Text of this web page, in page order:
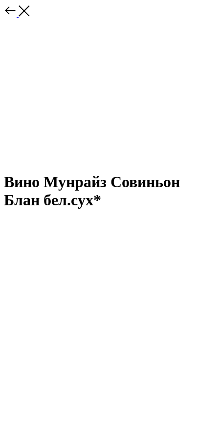
Вино Мунрайз Совиньон
Блан бел.сух*